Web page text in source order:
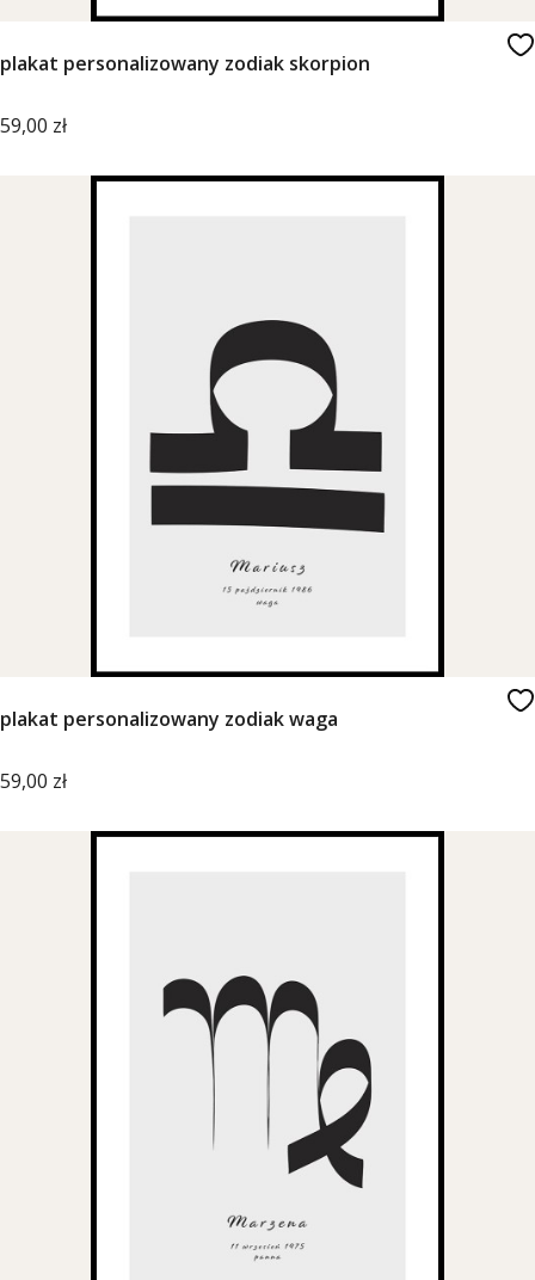
plakat personalizowany zodiak skorpion
Cena
59,00 zł
plakat personalizowany zodiak waga
Cena
59,00 zł